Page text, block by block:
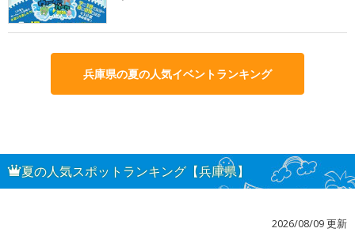
兵庫県の夏の人気イベントランキング
夏の人気スポットランキング【兵庫県】
2026/08/09 更新